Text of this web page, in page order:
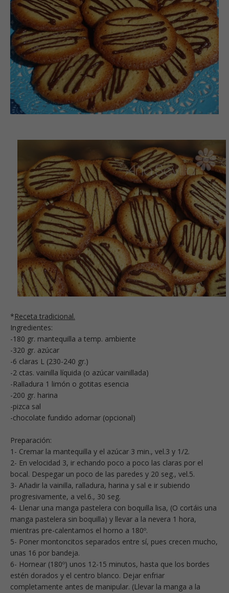
*Receta tradicional.
Ingredientes:
-180 gr. mantequilla a temp. ambiente
-320 gr. azúcar
-6 claras L (230-240 gr.)
-2 ctas. vainilla líquida (o azúcar vainillada)
-Ralladura 1 limón o gotitas esencia
-200 gr. harina
-pizca sal
-chocolate fundido adornar (opcional)
Preparación:
1- Cremar la mantequilla y el azúcar 3 min., vel.3 y 1/2.
2- En velocidad 3, ir echando poco a poco las claras por el
bocal. Despegar un poco de las paredes y 20 seg., vel.5.
3- Añadir la vainilla, ralladura, harina y sal e ir subiendo
progresivamente, a vel.6., 30 seg.
4- Llenar una manga pastelera con boquilla lisa, (O cortáis una
manga pastelera sin boquilla) y llevar a la nevera 1 hora,
mientras pre-calentamos el horno a 180º.
5- Poner montoncitos separados entre sí, pues crecen mucho,
unas 16 por bandeja.
6- Hornear (180º) unos 12-15 minutos, hasta que los bordes
estén dorados y el centro blanco. Dejar enfriar
completamente antes de manipular. (Llevar la manga a la